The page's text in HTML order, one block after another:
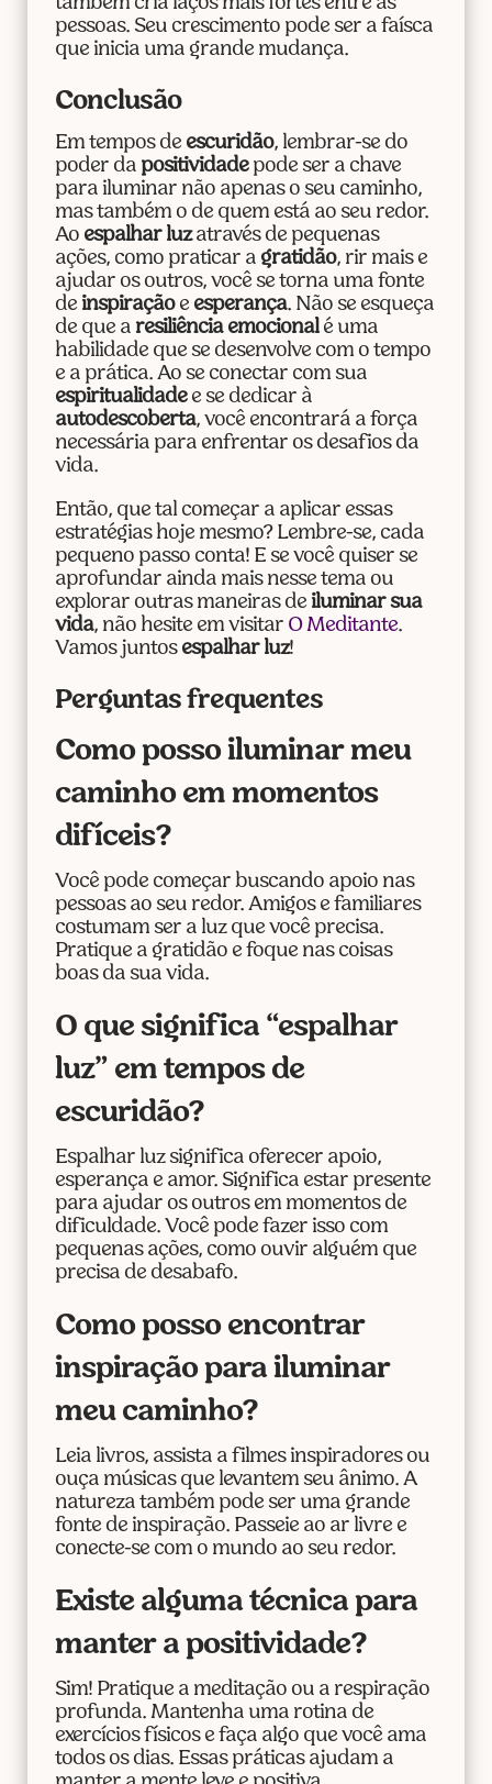
pessoas. Seu crescimento pode ser a faísca
que inicia uma grande mudança.
Conclusão
Em tempos de escuridão, lembrar-se do
poder da positividadepode ser a chave
para iluminar não apenas o seu caminho,
mas também o de quem está ao seu redor.
Ao espalhar luzatravés de pequenas
ações, como praticar a gratidão, rir mais e
ajudar os outros, você se torna uma fonte
de inspiraçãoe esperança. Não se esqueça
de que a resiliência emocionalé uma
habilidade que se desenvolve com o tempo
e a prática. Ao se conectar com sua
espiritualidadee se dedicar à
autodescoberta, você encontrará a força
necessária para enfrentar os desafios da
vida.
Então, que tal começar a aplicar essas
estratégias hoje mesmo? Lembre-se, cada
pequeno passo conta! E se você quiser se
aprofundar ainda mais nesse tema ou
explorar outras maneiras de iluminar sua
vida, não hesite em visitar O Meditante.
Vamos juntos espalhar luz!
Perguntas frequentes
Como posso iluminar meu
caminho em momentos
difíceis?
Você pode começar buscando apoio nas
pessoas ao seu redor. Amigos e familiares
costumam ser a luz que você precisa.
Pratique a gratidão e foque nas coisas
boas da sua vida.
O que significa “espalhar
luz” em tempos de
escuridão?
Espalhar luz significa oferecer apoio,
esperança e amor. Significa estar presente
para ajudar os outros em momentos de
dificuldade. Você pode fazer isso com
pequenas ações, como ouvir alguém que
precisa de desabafo.
Como posso encontrar
inspiração para iluminar
meu caminho?
Leia livros, assista a filmes inspiradores ou
ouça músicas que levantem seu ânimo. A
natureza também pode ser uma grande
fonte de inspiração. Passeie ao ar livre e
conecte-se com o mundo ao seu redor.
Existe alguma técnica para
manter a positividade?
Sim! Pratique a meditação ou a respiração
profunda. Mantenha uma rotina de
exercícios físicos e faça algo que você ama
todos os dias. Essas práticas ajudam a